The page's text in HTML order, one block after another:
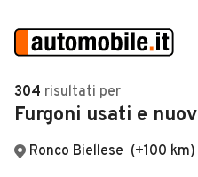
Auto
Auto usate
VENDI
MAGAZINE
304 risultati per
Furgoni usati e